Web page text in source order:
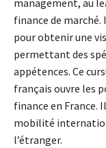
finance de
pour obtenir une
permettant des
appétences. Ce
français ouvre les
finance en France.
mobilité
l’étranger.